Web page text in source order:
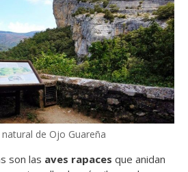
de Ojo Guareña
son las aves rapaces que anidan